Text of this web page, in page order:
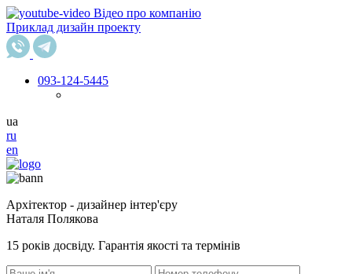
Відео про компанію
Приклад дизайн проекту
093-124-5445
ua
ru
en
Архітектор - дизайнер інтер'єру
Наталя Полякова
15 років досвіду. Гарантія якості та термінів